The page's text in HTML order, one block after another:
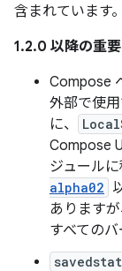
含まれています。
1.2.0 以降の重
Compose
外部で使
に、
Compose
ジュールに
alpha02
あります
すべてのバ